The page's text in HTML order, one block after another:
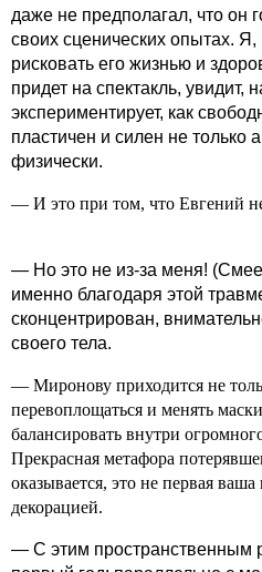
даже не предполагал, что он
своих сценических опытах.
рисковать его жизнью и
придет на спектакль, увидит,
экспериментирует, как
пластичен и силен не только
физически.
— И это при том, что Евгений
— Но это не из-за меня!
именно благодаря этой
сконцентрирован,
своего тела.
— Миронову приходится не
перевоплощаться и менять
балансировать внутри
Прекрасная метафора
оказывается, это не первая ваша
декорацией.
— С этим пространственным